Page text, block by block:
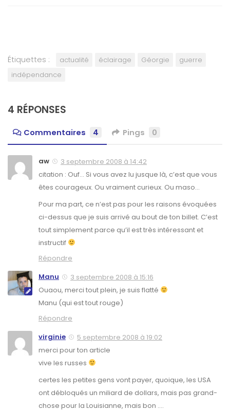
Étiquettes : actualité éclairage Géorgie
guerre
indépendance
4 RÉPONSES
Commentaires 4 Pings 0
aw
3 septembre 2008 à 14:42
citation : Ouf… Si vous avez lu jusque là, c’est que vous
êtes courageux. Ou vraiment curieux. Ou maso…
Pour ma part, ce n’est pas pour les raisons évoquées
ci-dessus que je suis arrivé au bout de ton billet. C’est
tout simplement parce qu’il est très intéressant et
instructif
Répondre
Manu
3 septembre 2008 à 15:16
Ouaou, merci tout plein, je suis flatté
Manu (qui est tout rouge)
Répondre
virginie
5 septembre 2008 à 19:02
merci pour ton article
vive les russes
certes les petites gens vont payer, quoique, les USA
ont débloqués un miliard de dollars, mais pas grand-
chose pour la Louisianne, mais bon ….